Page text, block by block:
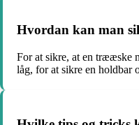
Hvordan kan man
For at sikre, at en trææske
låg, for at sikre en holdbar